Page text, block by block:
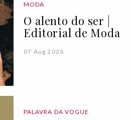
MODA
O alento do ser |
Editorial de Moda
07 Aug 2026
PALAVRA DA VOGUE